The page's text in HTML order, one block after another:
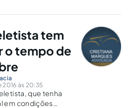
tem
o tempo de
às 20:35
que tenha
em condições